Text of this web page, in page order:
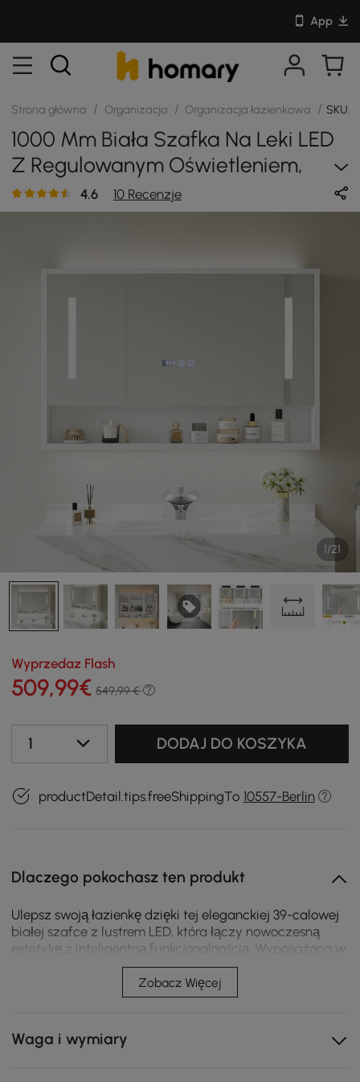
App
Strona główna / Organizacja / Organizacja łazienkowa / SKU:
1000 Mm Biała Szafka Na Leki LED
Z Regulowanym Oświetleniem,
Demistrem I Zegarem Cyfrowym
4.6 10 Recenzje
1/21
Wyprzedaz Flash
509,99€ 549,99 €
1 DODAJ DO KOSZYKA
productDetail.tips.freeShippingTo 10557-Berlin
Dlaczego pokochasz ten produkt
Ulepsz swoją łazienkę dzięki tej eleganckiej 39-calowej
białej szafce z lustrem LED, która łączy nowoczesną
estetykę z inteligentną funkcjonalnością. Wyposażona w
trzy lustrzane drzwi ze zintegrowanym oświetleniem
LED, ta szafka zapewnia jasne, naturalne oświetlenie,
które idealnie nadaje się do pielęgnacji, golenia lub
do przechowywania - wewnętrzne półki za każdym
drzwiami i otwartą półkę pod spodem na często
Zobacz Więcej
Waga i wymiary